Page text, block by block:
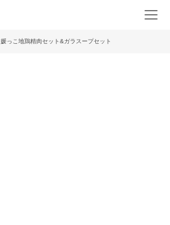
媛っこ地鶏精肉セット&ガラスープセット